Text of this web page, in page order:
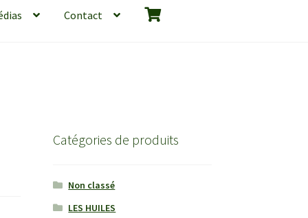
Contact
Catégories de produits
Non classé
LES HUILES